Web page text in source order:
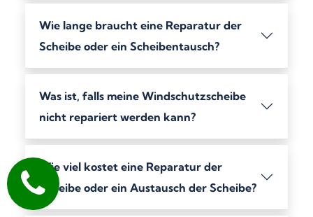
Wie lange braucht eine Reparatur der
Scheibe oder ein Scheibentausch?
Was ist, falls meine Windschutzscheibe
nicht repariert werden kann?
Wie viel kostet eine Reparatur der
Scheibe oder ein Austausch der Scheibe?